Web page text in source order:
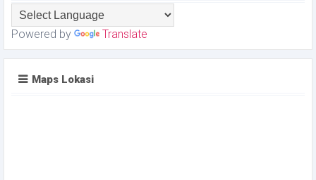
Powered by Translate
Maps Lokasi